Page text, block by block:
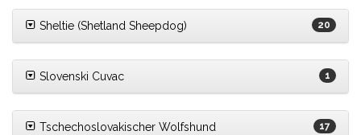
Sheltie (Shetland Sheepdog) 20
Slovenski Cuvac 1
Tschechoslovakischer Wolfshund 17